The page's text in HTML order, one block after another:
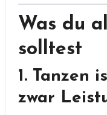
Was du
solltest
1. Tanzen
zwar